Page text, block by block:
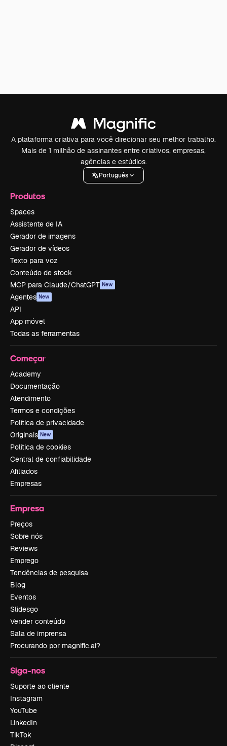
A plataforma criativa para você direcionar seu melhor trabalho.
Mais de 1 milhão de assinantes entre criativos, empresas,
agências e estúdios.
Português
Produtos
Spaces
Assistente de IA
Gerador de imagens
Gerador de vídeos
Texto para voz
Conteúdo de stock
MCP para Claude/ChatGPT New
Agentes New
API
App móvel
Todas as ferramentas
Começar
Academy
Documentação
Atendimento
Termos e condições
Política de privacidade
Originais New
Política de cookies
Central de confiabilidade
Afiliados
Empresas
Empresa
Preços
Sobre nós
Reviews
Emprego
Tendências de pesquisa
Blog
Eventos
Slidesgo
Vender conteúdo
Sala de imprensa
Procurando por magnific.ai?
Siga-nos
Suporte ao cliente
Instagram
YouTube
LinkedIn
TikTok